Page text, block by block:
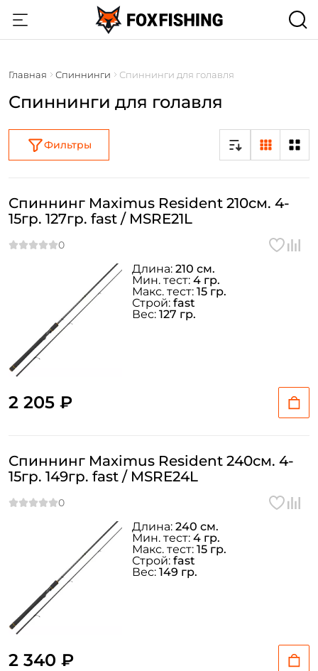
Главная Спиннинги Спиннинги для голавля
Спиннинги для голавля
Фильтры
Спиннинг Maximus Resident 210см. 4-
15гр. 127гр. fast / MSRE21L
2 205 ₽
Длина: 210 см.
Мин. тест: 4 гр.
Макс. тест: 15 гр.
Строй: fast
Вес: 127 гр.
Спиннинг Maximus Resident 240см. 4-
15гр. 149гр. fast / MSRE24L
2 340 ₽
Длина: 240 см.
Мин. тест: 4 гр.
Макс. тест: 15 гр.
Строй: fast
Вес: 149 гр.